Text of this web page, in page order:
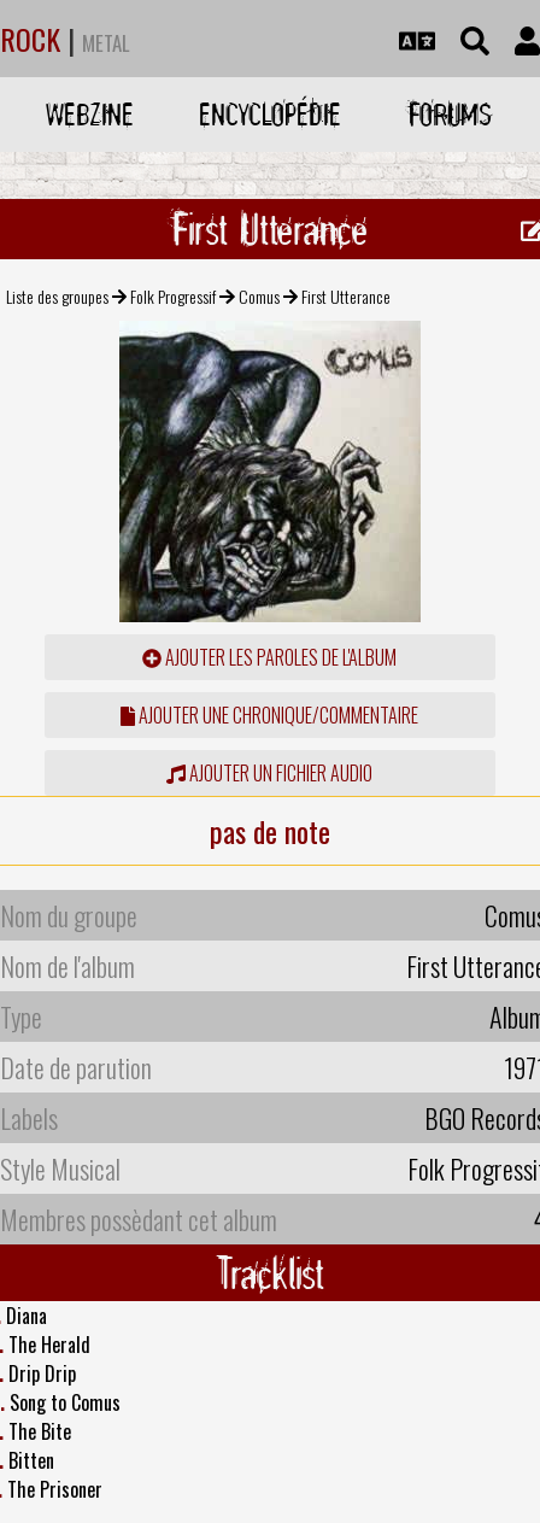
ROCK | METAL
WEBZINE ENCYCLOPÉDIE FORUMS
First Utterance
Liste des groupes Folk Progressif Comus First Utterance
AJOUTER LES PAROLES DE L'ALBUM
AJOUTER UNE CHRONIQUE/COMMENTAIRE
AJOUTER UN FICHIER AUDIO
pas de note
Nom du groupe
Nom de l'album
First
Type
Date de parution
Labels
BGO
Style Musical
Folk
Membres possèdant cet album
Tracklist
Diana
The Herald
Drip Drip
Song to Comus
The Bite
Bitten
The Prisoner